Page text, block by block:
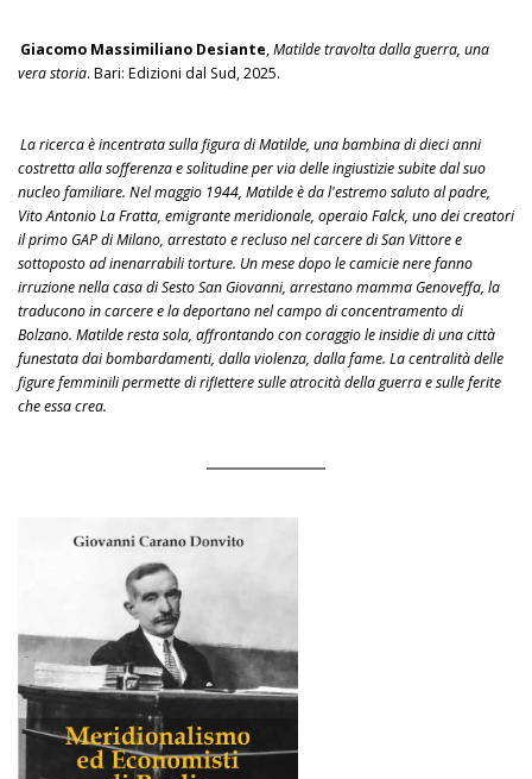
Giacomo Massimiliano Desiante,Matilde travolta dalla guerra, una
vera storia. Bari: Edizioni dal Sud, 2025.
La ricerca è incentrata sulla figura di Matilde, una bambina di dieci anni
costretta alla sofferenza e solitudine per via delle ingiustizie subite dal suo
nucleo familiare. Nel maggio 1944, Matilde è da l'estremo saluto al padre,
Vito Antonio La Fratta, emigrante meridionale, operaio Falck, uno dei creatori
il primo GAP di Milano, arrestato e recluso nel carcere di San Vittore e
sottoposto ad inenarrabili torture. Un mese dopo le camicie nere fanno
irruzione nella casa di Sesto San Giovanni, arrestano mamma Genoveffa, la
traducono in carcere e la deportano nel campo di concentramento di
Bolzano. Matilde resta sola, affrontando con coraggio le insidie di una città
funestata dai bombardamenti, dalla violenza, dalla fame. La centralità delle
figure femminili permette di riflettere sulle atrocità della guerra e sulle ferite
che essa crea.